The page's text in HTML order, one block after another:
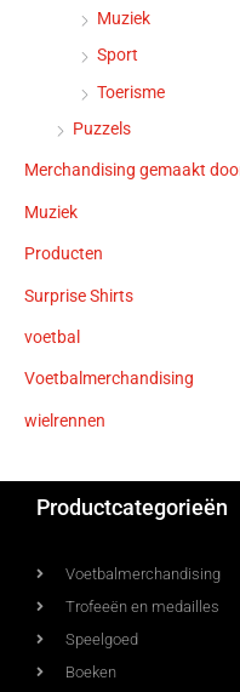
Muziek
Sport
Toerisme
Puzzels
Merchandising gemaakt
Muziek
Producten
Surprise Shirts
voetbal
Voetbalmerchandising
wielrennen
Productcategorieën
Voetbalmerchandising
Trofeeën en medailles
Speelgoed
Boeken